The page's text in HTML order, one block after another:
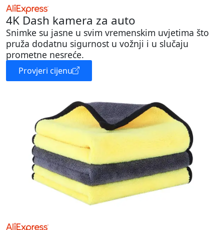
4K Dash kamera za auto
Snimke su jasne u svim vremenskim uvjetima što
pruža dodatnu sigurnost u vožnji i u slučaju
prometne nesreće.
Provjeri cijenu